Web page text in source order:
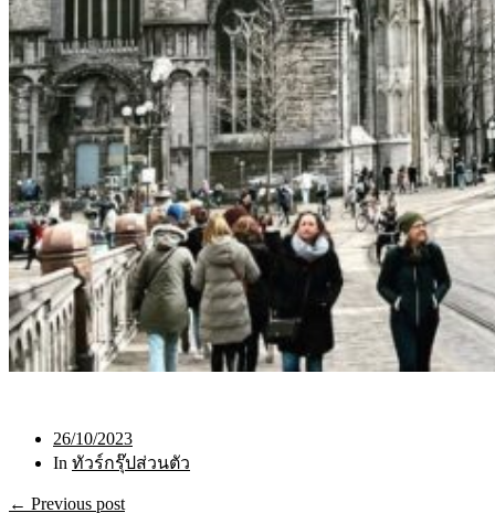
26/10/2023
In ทัวร์กรุ๊ปส่วนตัว
← Previous post